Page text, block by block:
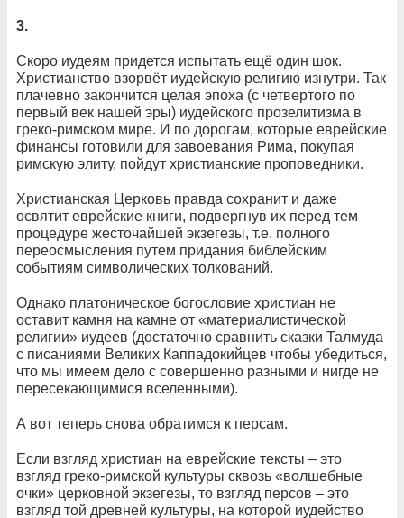
3.
Скоро иудеям придется испытать ещё один шок.
Христианство взорвёт иудейскую религию изнутри. Так
плачевно закончится целая эпоха (с четвертого по
первый век нашей эры) иудейского прозелитизма в
греко-римском мире. И по дорогам, которые еврейские
финансы готовили для завоевания Рима, покупая
римскую элиту, пойдут христианские проповедники.
Христианская Церковь правда сохранит и даже
освятит еврейские книги, подвергнув их перед тем
процедуре жесточайшей экзегезы, т.е. полного
переосмысления путем придания библейским
событиям символических толкований.
Однако платоническое богословие христиан не
оставит камня на камне от «материалистической
религии» иудеев (достаточно сравнить сказки Талмуда
с писаниями Великих Каппадокийцев чтобы убедиться,
что мы имеем дело с совершенно разными и нигде не
пересекающимися вселенными).
А вот теперь снова обратимся к персам.
Если взгляд христиан на еврейские тексты – это
взгляд греко-римской культуры сквозь «волшебные
очки» церковной экзегезы, то взгляд персов – это
взгляд той древней культуры, на которой иудейство